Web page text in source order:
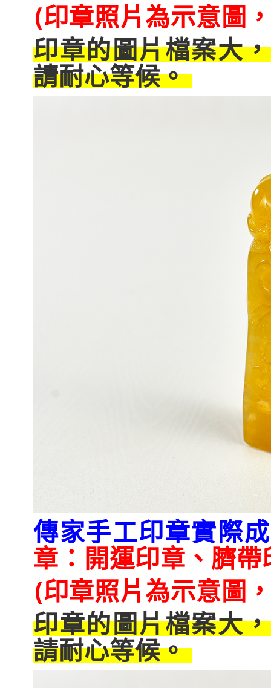
(印章照片為示意圖
印章的圖片檔案大
請耐心等候。
傳家手工印章實際
章：開運印章、臍帶
(印章照片為示意圖
印章的圖片檔案大
請耐心等候。